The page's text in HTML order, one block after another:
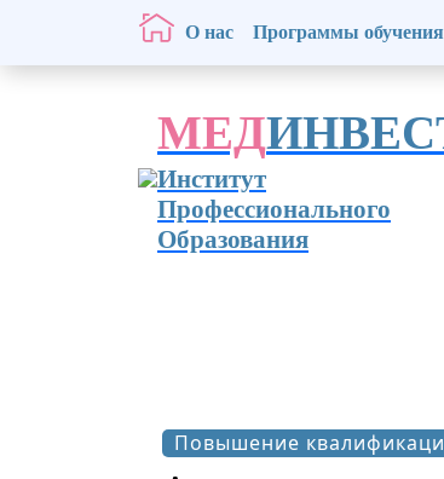
О нас Программы обучения
МЕД
Институт
Профессионального
Образования
Повышение